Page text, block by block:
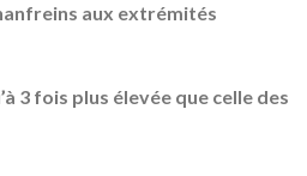
aux extrémités
3 fois plus élevée que celle des